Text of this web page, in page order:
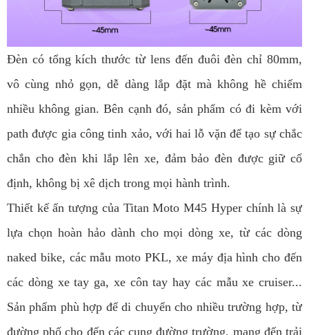
Đèn có tổng kích thước từ lens đến đuôi đèn chỉ 80mm,
vô cùng nhỏ gọn, dễ dàng lắp đặt mà không hề chiếm
nhiều không gian. Bên cạnh đó, sản phẩm có đi kèm với
path được gia công tinh xảo, với hai lỗ vặn để tạo sự chắc
chắn cho đèn khi lắp lên xe, đảm bảo đèn được giữ cố
định, không bị xê dịch trong mọi hành trình.
Thiết kế ấn tượng của Titan Moto M45 Hyper chính là sự
lựa chọn hoàn hảo dành cho mọi dòng xe, từ các dòng
naked bike, các mẫu moto PKL, xe máy địa hình cho đến
các dòng xe tay ga, xe côn tay hay các mẫu xe cruiser...
Sản phẩm phù hợp để di chuyển cho nhiều trường hợp, từ
đường phố cho đến các cung đường trường, mang đến trải